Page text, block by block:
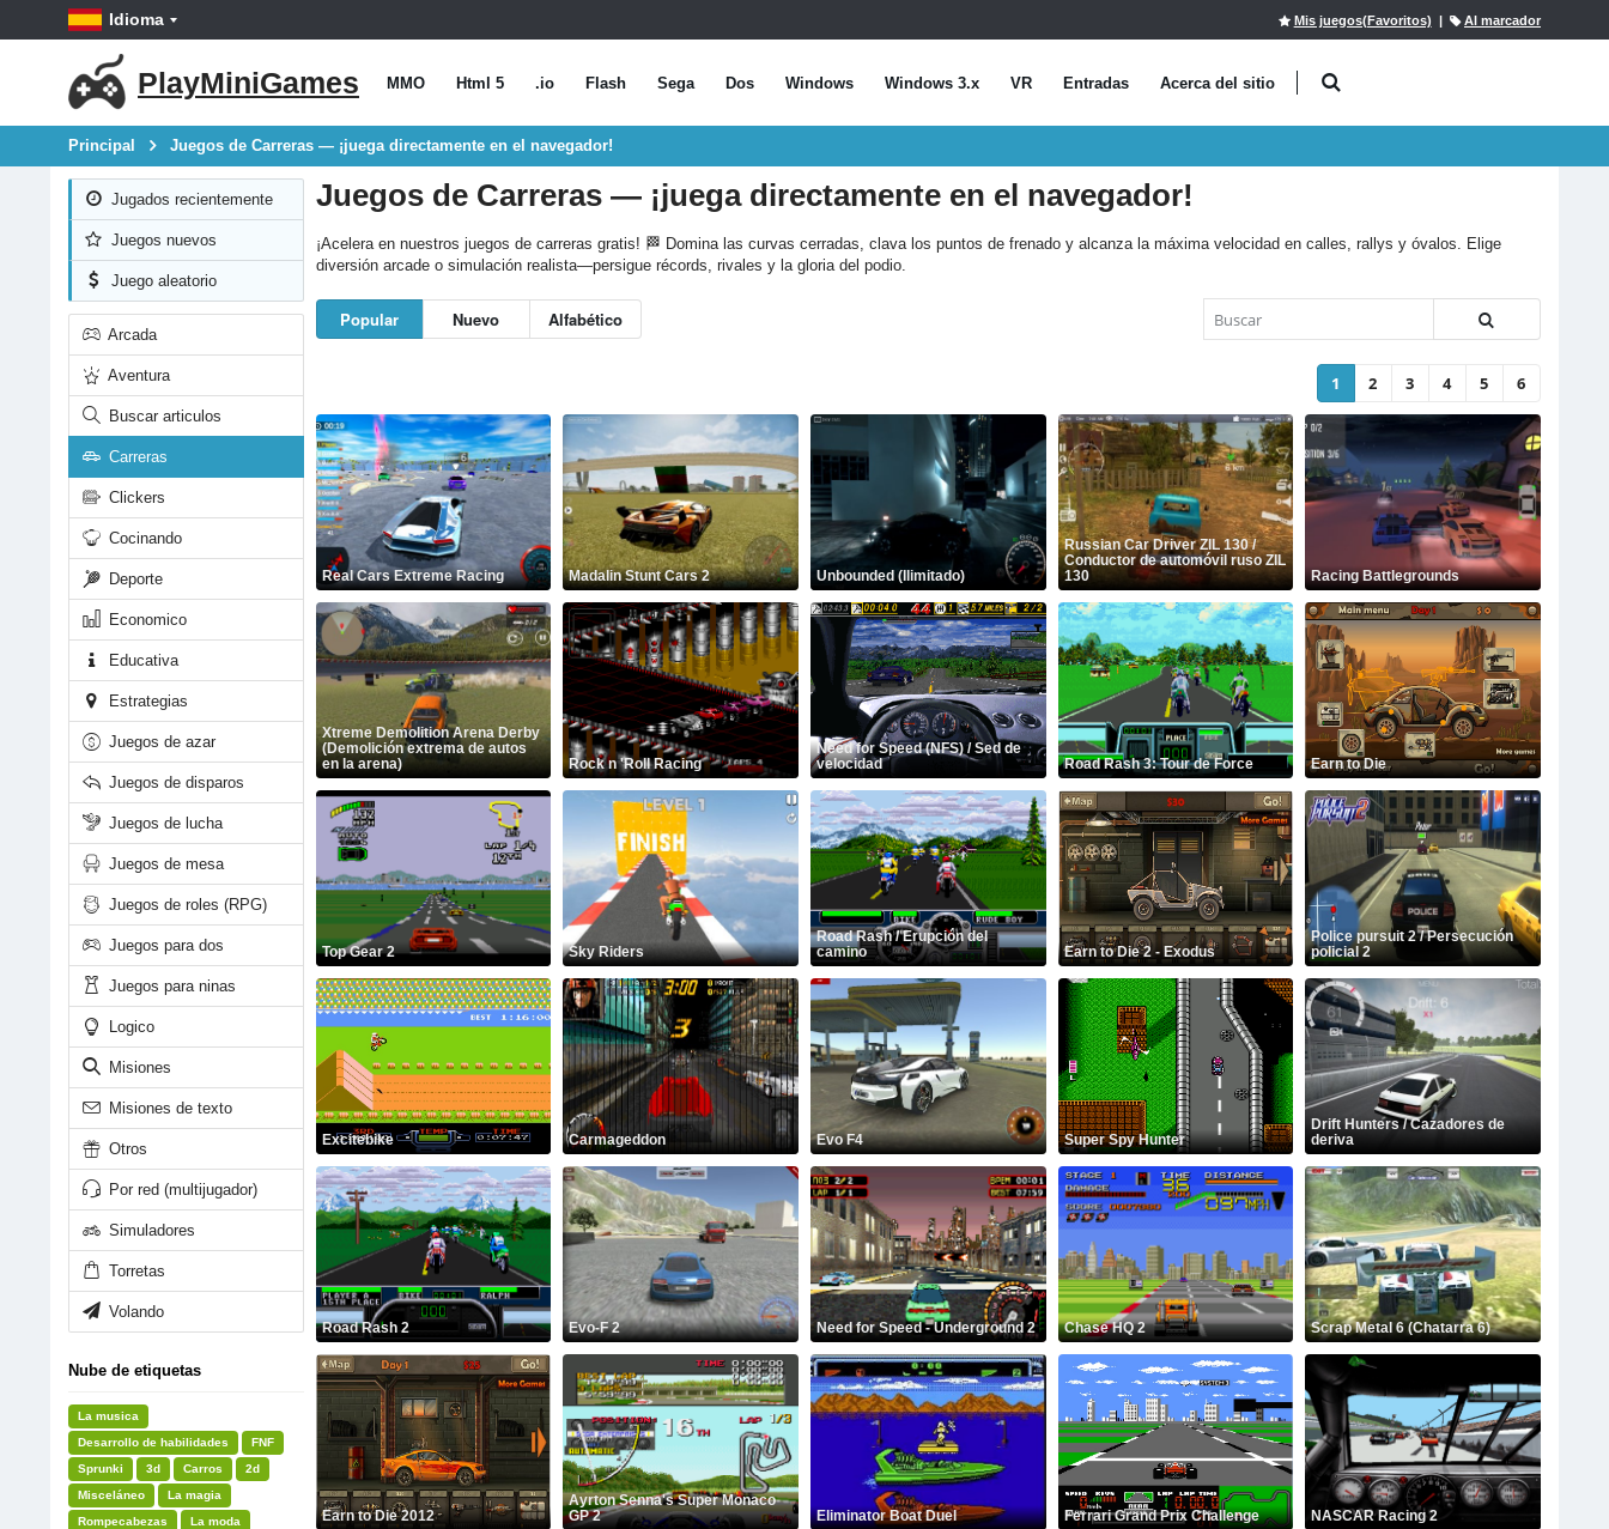
Idioma Mis juegos(Favoritos) | Al marcador
PlayMiniGames MMO Html 5 .io Flash Sega Dos Windows Windows 3.x VR Entradas Acerca del sitio
Principal Juegos de Carreras — ¡juega directamente en el navegador!
Jugados recientemente
Juegos nuevos
Juego aleatorio
Arcada
Aventura
Buscar articulos
Carreras
Clickers
Cocinando
Deporte
Economico
Educativa
Estrategias
Juegos de azar
Juegos de disparos
Juegos de lucha
Juegos de mesa
Juegos de roles (RPG)
Juegos para dos
Juegos para ninas
Logico
Misiones
Misiones de texto
Otros
Por red (multijugador)
Simuladores
Torretas
Volando
Nube de etiquetas
La musica
Desarrollo de habilidades
FNF
Sprunki
3d Carros
2d
Misceláneo
La magia
Rompecabezas
La moda
Juegos de Carreras — ¡juega directamente en el navegador!
¡Acelera en nuestros juegos de carreras gratis! 🏁 Domina las curvas cerradas, clava los puntos de frenado y alcanza la máxima velocidad en calles, rallys y óvalos. Elige
diversión arcade o simulación realista—persigue récords, rivales y la gloria del podio.
Popular Nuevo Alfabético
1 2 3 4 5 6
Real Cars Extreme Racing Madalin Stunt Cars 2 Unbounded (Ilimitado)
Russian Car Driver ZIL 130 /
Conductor de automóvil ruso ZIL
130
Racing Battlegrounds
Xtreme Demolition Arena Derby
(Demolición extrema de autos
en la arena)
Rock n 'Roll Racing
Need for Speed (NFS) / Sed de
velocidad
Road Rash 3: Tour de Force Earn to Die
Top Gear 2 Sky Riders
Road Rash / Erupción del
camino
Earn to Die 2 - Exodus
Police pursuit 2 / Persecución
policial 2
Excitebike Carmageddon Evo F4 Super Spy Hunter
Drift Hunters / Cazadores de
deriva
Road Rash 2 Evo-F 2 Need for Speed ​​- Underground 2 Chase HQ 2 Scrap Metal 6 (Chatarra 6)
Earn to Die 2012
Ayrton Senna's Super Monaco
GP 2
Eliminator Boat Duel Ferrari Grand Prix Challenge NASCAR Racing 2